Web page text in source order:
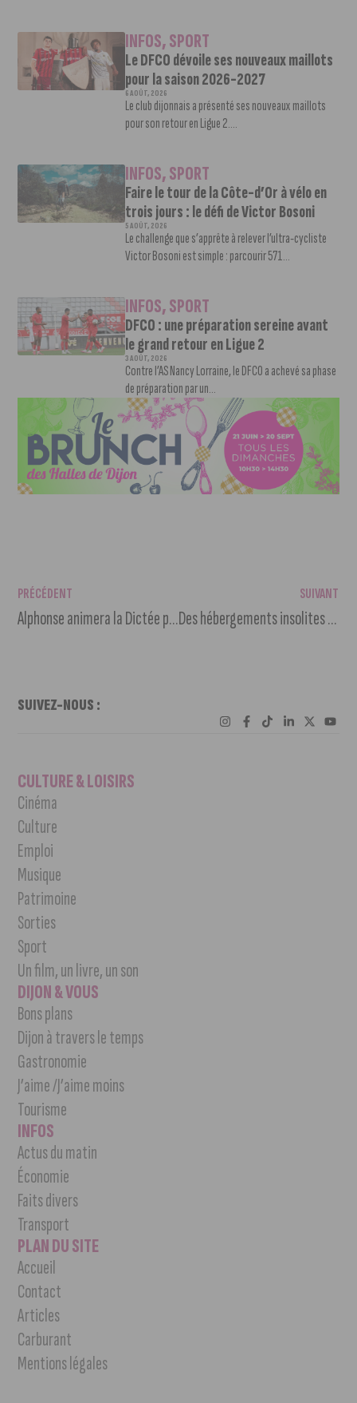
INFOS,SPORT
Le DFCO dévoile ses nouveaux maillots
pour la saison 2026-2027
6 AOÛT, 2026
Le club dijonnais a présenté ses nouveaux maillots
pour son retour en Ligue 2....
INFOS,SPORT
Faire le tour de la Côte-d’Or à vélo en
trois jours : le défi de Victor Bosoni
5 AOÛT, 2026
Le challenge que s’apprête à relever l’ultra-cycliste
Victor Bosoni est simple : parcourir 571...
INFOS,SPORT
DFCO : une préparation sereine avant
le grand retour en Ligue 2
3 AOÛT, 2026
Contre l’AS Nancy Lorraine, le DFCO a achevé sa phase
de préparation par un...
PRÉCÉDENT
Alphonse animera la Dictée pour tous à la Toison d’Or
SUIVANT
Des hébergements insolites empruntés aux Hobbits
SUIVEZ-NOUS :
CULTURE & LOISIRS
Cinéma
Culture
Emploi
Musique
Patrimoine
Sorties
Sport
Un film, un livre, un son
DIJON & VOUS
Bons plans
Dijon à travers le temps
Gastronomie
J’aime /J’aime moins
Tourisme
INFOS
Actus du matin
Économie
Faits divers
Transport
PLAN DU SITE
Accueil
Contact
Articles
Carburant
Mentions légales